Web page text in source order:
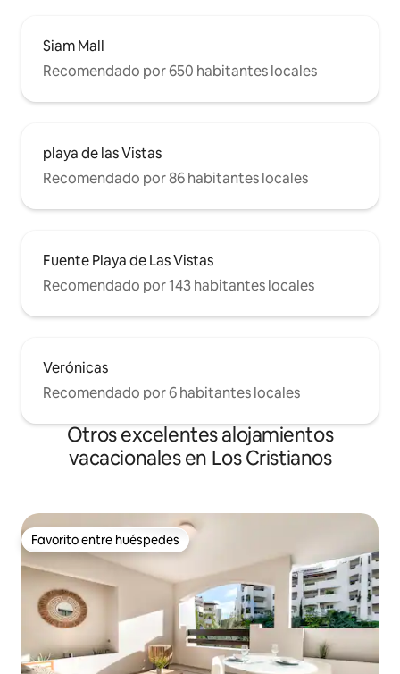
Siam Mall
Recomendado por 650 habitantes locales
playa de las Vistas
Recomendado por 86 habitantes locales
Fuente Playa de Las Vistas
Recomendado por 143 habitantes locales
Verónicas
Recomendado por 6 habitantes locales
Otros excelentes alojamientos
vacacionales en Los Cristianos
Favorito entre huéspedes
Favorito entre huéspedes